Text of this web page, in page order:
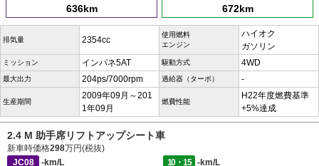
636km 672km
排気量 2354cc
使用燃料
エンジン
ハイオク
ガソリン
ミッション インパネ5AT 駆動方式 4WD
最大出力 204ps/7000rpm 過給器（ターボ） -
生産期間
2009年09月～201
1年09月
燃費性能
H22年度燃費基準
+5%達成
2.4 M 助手席リフトアップシート車
新車時価格298万円(税抜)
JC08
-km/L 10・15
-km/L